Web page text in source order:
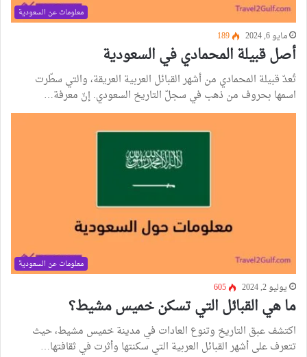
معلومات عن السعودية
مايو 6, 2024 189
أصل قبيلة المحمادي في السعودية
تُعدّ قبيلة المحمادي من أشهر القبائل العربية العريقة، والتي سطّرت
اسمها بحروف من ذهب في سجلّ التاريخ السعودي. إنّ معرفة…
معلومات عن السعودية
يوليو 2, 2024 605
ما هي القبائل التي تسكن خميس مشيط؟
اكتشف عبق التاريخ وتنوع العادات في مدينة خميس مشيط، حيث
تتعرف على أشهر القبائل العربية التي سكنتها وأثرت في ثقافتها…